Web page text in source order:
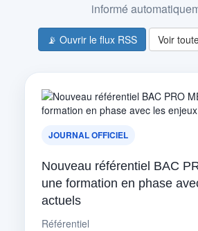
informé
📡 Ouvrir le flux RSS Voir
JOURNAL OFFICIEL
Nouveau référentiel BAC
une formation en phase
actuels
Référentiel